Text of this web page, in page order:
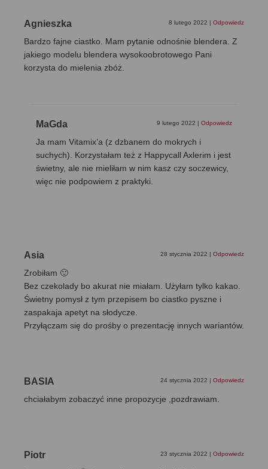
Agnieszka 8 lutego 2022 | Odpowiedz
Bardzo fajne ciastko. Mam pytanie odnośnie blendera. Z
jakiego modelu blendera wysokoobrotowego Pani
korzysta do mielenia zbóż.
MaGda 9 lutego 2022 | Odpowiedz
Ja mam Vitamix’a (z dzbanem do mokrych i
suchych). Korzystałam też z Happycall Axlerim i jest
świetny, ale nie mieliłam w nim kasz czy soczewicy,
więc nie podpowiem z praktyki.
Asia 28 stycznia 2022 | Odpowiedz
Zrobiłam 🙂
Bez czekolady bo akurat nie miałam. Użyłam tylko kakao.
Świetny pomysł z tym przepisem bo ciastko pyszne i
zaspakaja apetyt na słodycze.
Przyłączam się do prośby o prezentację innych wariantów.
BASIA 24 stycznia 2022 | Odpowiedz
chciałabym zobaczyć inne propozycje ,pozdrawiam.
Piotr 23 stycznia 2022 | Odpowiedz